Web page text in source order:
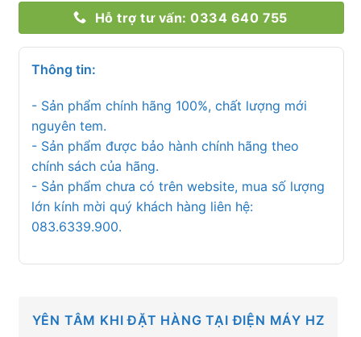
Hỗ trợ tư vấn: 0334 640 755
Thông tin:
- Sản phẩm chính hãng 100%, chất lượng mới
nguyên tem.
- Sản phẩm được bảo hành chính hãng theo
chính sách của hãng.
- Sản phẩm chưa có trên website, mua số lượng
lớn kính mời quý khách hàng liên hệ:
083.6339.900.
YÊN TÂM KHI ĐẶT HÀNG TẠI ĐIỆN MÁY HZ